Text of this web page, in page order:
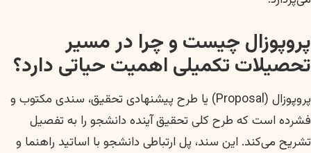
پروپوزال چیست و چرا در مسیر
تحصیلات تکمیلی اهمیت حیاتی دارد؟
پروپوزال (Proposal) یا طرح پیشنهادی تحقیق، سندی مکتوب و
فشرده است که طرح کلی تحقیق آینده دانشجو را به تفصیل
تشریح می‌کند. این سند، پل ارتباطی دانشجو با اساتید راهنما و